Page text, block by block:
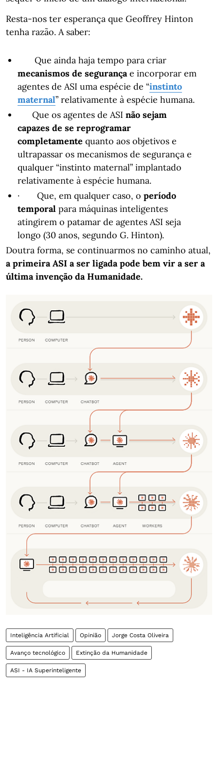
Resta-nos ter esperança que Geoffrey Hinton
tenha razão. A saber:
Que ainda haja tempo para criar
mecanismos de segurançae incorporar em
agentes de ASI uma espécie de “instinto
maternal” relativamente à espécie humana.
Que os agentes de ASI não sejam
capazes de se reprogramar
completamente quanto aos objetivos e
ultrapassar os mecanismos de segurança e
qualquer “instinto maternal” implantado
relativamente à espécie humana.
· Que, em qualquer caso, o período
temporal para máquinas inteligentes
atingirem o patamar de agentes ASI seja
longo (30 anos, segundo G. Hinton).
Doutra forma, se continuarmos no caminho atual,
a primeira ASI a ser ligada pode bem vir a ser a
última invenção da Humanidade.
Inteligência Artificial Opinião Jorge Costa Oliveira
Avanço tecnológico Extinção da Humanidade
ASI - IA Superinteligente